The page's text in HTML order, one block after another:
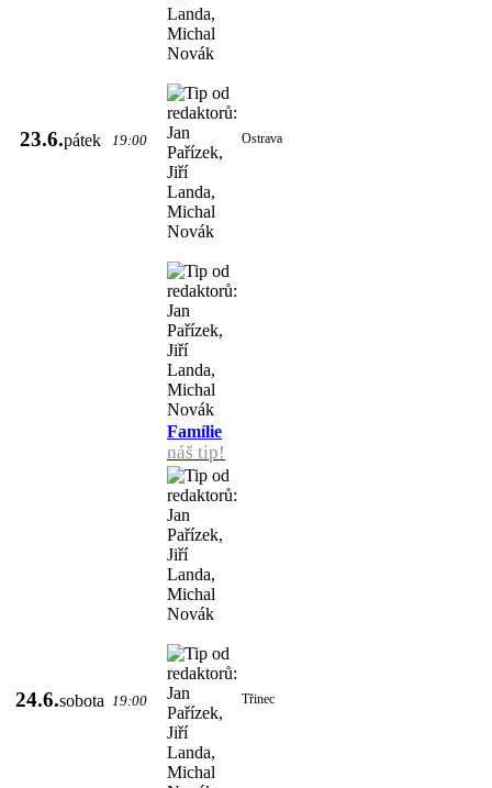
23.6.pátek 19:00 Ostrava
24.6.sobota 19:00
Famílie
náš tip!
Třinec